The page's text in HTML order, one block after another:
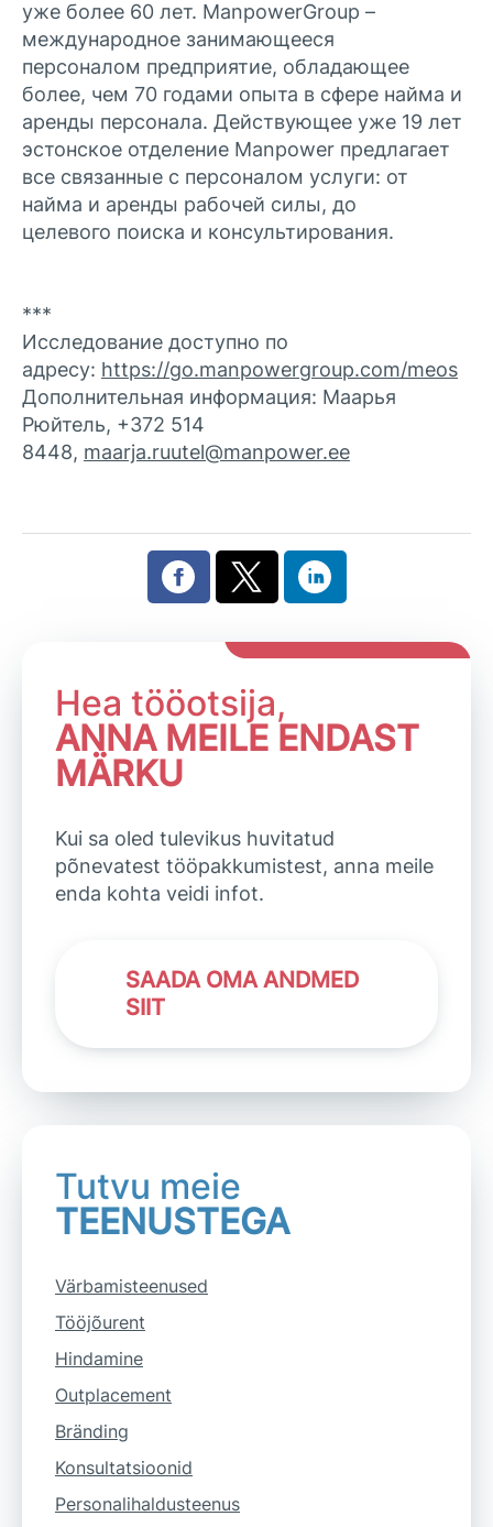
уже более 60 лет. ManpowerGroup –
международное занимающееся
персоналом предприятие, обладающее
более, чем 70 годами опыта в сфере найма и
аренды персонала. Действующее уже 19 лет
эстонское отделение Manpower предлагает
все связанные с персоналом услуги: от
найма и аренды рабочей силы, до
целевого поиска и консультирования.
***
Исследование доступно по
адресу: https://go.manpowergroup.com/meos
Дополнительная информация: Маарья
Рюйтель, +372 514
8448, maarja.ruutel@manpower.ee
Hea tööotsija,
ANNA MEILE ENDAST
MÄRKU
Kui sa oled tulevikus huvitatud
põnevatest tööpakkumistest, anna meile
enda kohta veidi infot.
SAADA OMA ANDMED
SIIT
Tutvu meie
TEENUSTEGA
Värbamisteenused
Tööjõurent
Hindamine
Outplacement
Bränding
Konsultatsioonid
Personalihaldusteenus